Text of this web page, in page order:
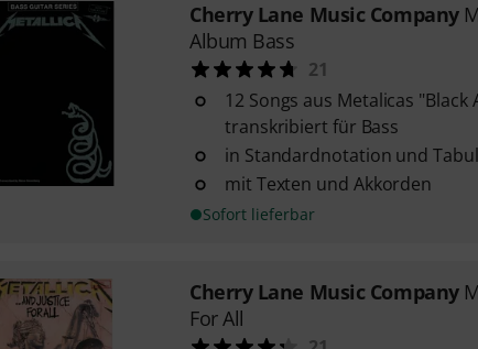
Cherry Lane Music Company
Album Bass
21
12 Songs aus Metalicas
transkribiert für Bass
in Standardnotation und
mit Texten und Akkorden
Sofort lieferbar
Cherry Lane Music Company
For All